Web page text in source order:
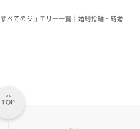
すべてのジュエリー一覧｜婚約指輪・結婚
TOP